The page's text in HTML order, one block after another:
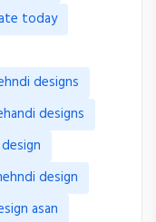
today
designs
designs
design
asan